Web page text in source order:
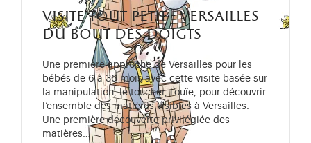
visite tout petit - versailles
du bout des doigts
Une première approche de Versailles pour les
bébés de 6 à 36 mois avec cette visite basée sur
la manipulation, le toucher, l’ouïe, pour découvrir
l’ensemble des matières visibles à Versailles.
Une première découverte privilégiée des
matières…